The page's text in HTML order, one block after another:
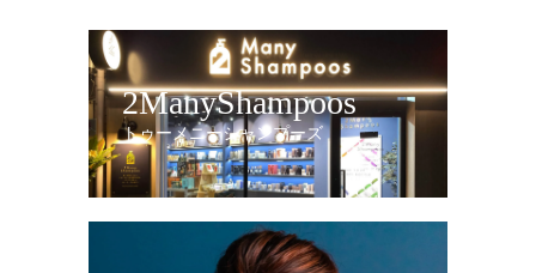
2ManyShampoos
トゥーメニーシャンプーズ